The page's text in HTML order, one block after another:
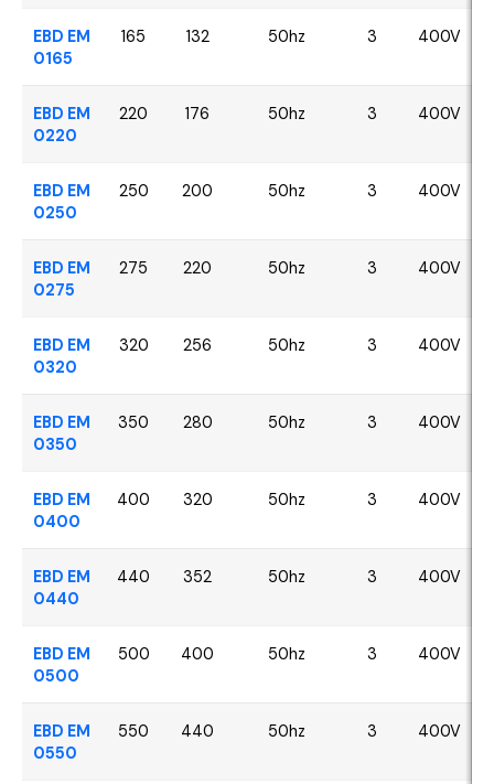
EBD EM
0165
165 132 50hz 3 400V
EBD EM
0220
220 176 50hz 3 400V
EBD EM
0250
250 200 50hz 3 400V
EBD EM
0275
275 220 50hz 3 400V
EBD EM
0320
320 256 50hz 3 400V
EBD EM
0350
350 280 50hz 3 400V
EBD EM
0400
400 320 50hz 3 400V
EBD EM
0440
440 352 50hz 3 400V
EBD EM
0500
500 400 50hz 3 400V
EBD EM
0550
550 440 50hz 3 400V